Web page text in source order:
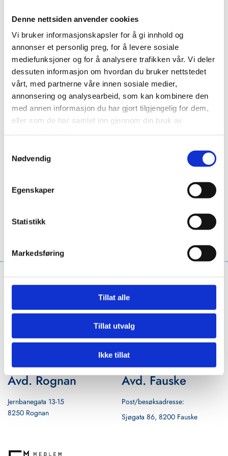
Denne nettsiden anvender cookies
Vi bruker informasjonskapsler for å gi innhold og
annonser et personlig preg, for å levere sosiale
mediefunksjoner og for å analysere trafikken vår. Vi deler
dessuten informasjon om hvordan du bruker nettstedet
vårt, med partnerne våre innen sosiale medier,
annonsering og analysearbeid, som kan kombinere den
med annen informasjon du har gjort tilgjengelig for dem,
eller som de har samlet inn gjennom din bruk av
Nødvendig
Egenskaper
Statistikk
Markedsføring
Tillat alle
Tillat utvalg
Ikke tillat
Sommer 2024
Da står sommer og sommerferie for døren, og det betyr
ferieavvikling også i CJB Regnskap AS.
Kontoret i Eiaveien 22 holder stengt i uke 29 og 30. Vi leser
mail sporadisk i fellesferien, så send mail til saksbehandleren
Med det ønsker vi våre kunder og forretningsforbindelser en
riktig god sommer! :)
0
CJB Regnskap AS
48 21 53 32
carina@cjbas.no
Avd. Rognan
Jernbanegata 13-15
8250 Rognan
Avd. Fauske
Post/besøksadresse:
Sjøgata 86, 8200 Fauske